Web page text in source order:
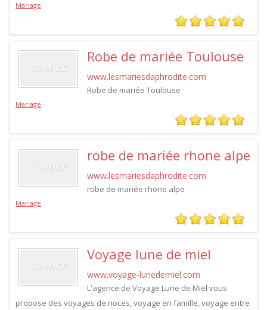
Mariage
Robe de mariée Toulouse
www.lesmariesdaphrodite.com
Robe de mariée Toulouse
Mariage
robe de mariée rhone alpe
www.lesmariesdaphrodite.com
robe de mariée rhone alpe
Mariage
Voyage lune de miel
www.voyage-lunedemiel.com
L'agence de Voyage Lune de Miel vous
propose des voyages de noces, voyage en famille, voyage entre